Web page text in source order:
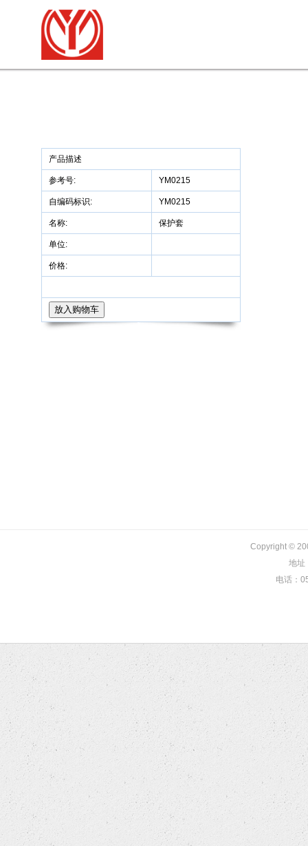
产品描述
参考号: YM0215
自编码标识: YM0215
名称: 保护套
单位:
价格:
Copyright ©
地址
电话：